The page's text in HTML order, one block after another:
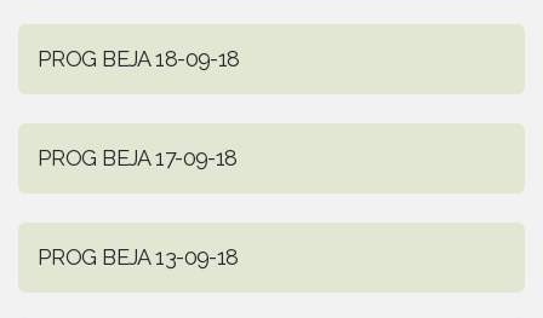
PROG BEJA 18-09-18
PROG BEJA 17-09-18
PROG BEJA 13-09-18